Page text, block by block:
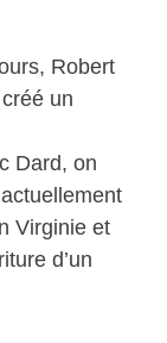
Robert
un
Dard, on
Virginie et
d’un